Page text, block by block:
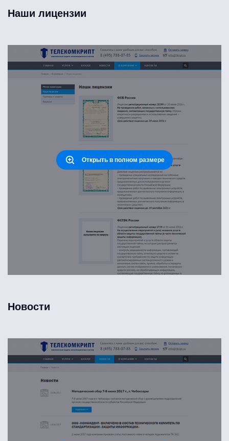
Наши лицензии
Открыть в полном размере
Новости